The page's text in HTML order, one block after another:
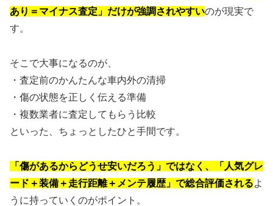
あり＝マイナス査定」だけが強調されやすいのが現実で
す。
そこで大事になるのが、
・査定前のかんたんな車内外の清掃
・傷の状態を正しく伝える準備
・複数業者に査定してもらう比較
といった、ちょっとしたひと手間です。
「傷があるからどうせ安いだろう」ではなく、「人気グレ
ード＋装備＋走行距離＋メンテ履歴」で総合評価されるよ
うに持っていくのがポイント。